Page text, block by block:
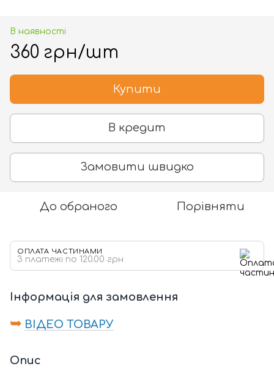
В наявності
360 грн/шт
Купити
В кредит
Замовити швидко
До обраного Порівняти
ОПЛАТА ЧАСТИНАМИ
3 платежі по 120.00 грн
Інформація для замовлення
➥ ВІДЕО ТОВАРУ
Опис